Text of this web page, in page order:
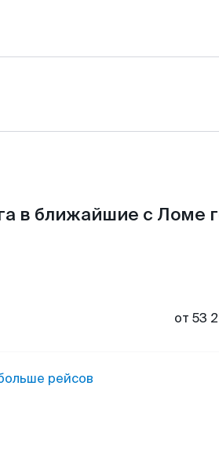
в ближайшие с Ломе
от 53
рейсов